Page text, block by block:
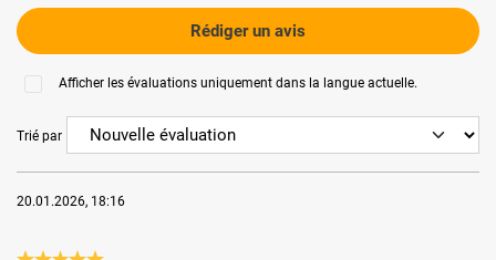
Rédiger un avis
Afficher les évaluations uniquement dans la langue actuelle.
Trié par
20.01.2026, 18:16